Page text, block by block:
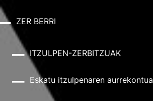
ZER BERRI
ITZULPEN-ZERBITZUAK
Eskatu itzulpenaren aurrekontua